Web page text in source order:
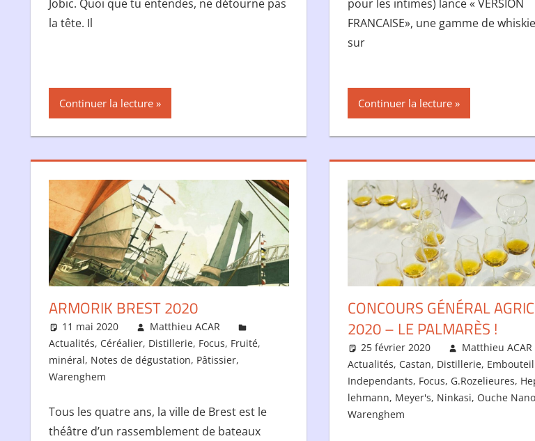
Jobic. Quoi que tu entendes, ne détourne pas
la tête. Il
Continuer la lecture
pour les intimes) lance « VERSION
FRANCAISE», une gamme de
sur
Continuer la lecture
ARMORIK BREST 2020
11 mai 2020
Matthieu ACAR
Actualités, Céréalier, Distillerie, Focus, Fruité,
minéral, Notes de dégustation, Pâtissier,
Warenghem
Tous les quatre ans, la ville de Brest est le
théâtre d’un rassemblement de bateaux
CONCOURS GÉNÉRAL
2020 – LE PALMARÈS !
25 février 2020
Matthieu ACAR
Actualités, Castan, Distillerie,
Independants, Focus, G.Rozelieures,
lehmann, Meyer's, Ninkasi, Ouche
Warenghem